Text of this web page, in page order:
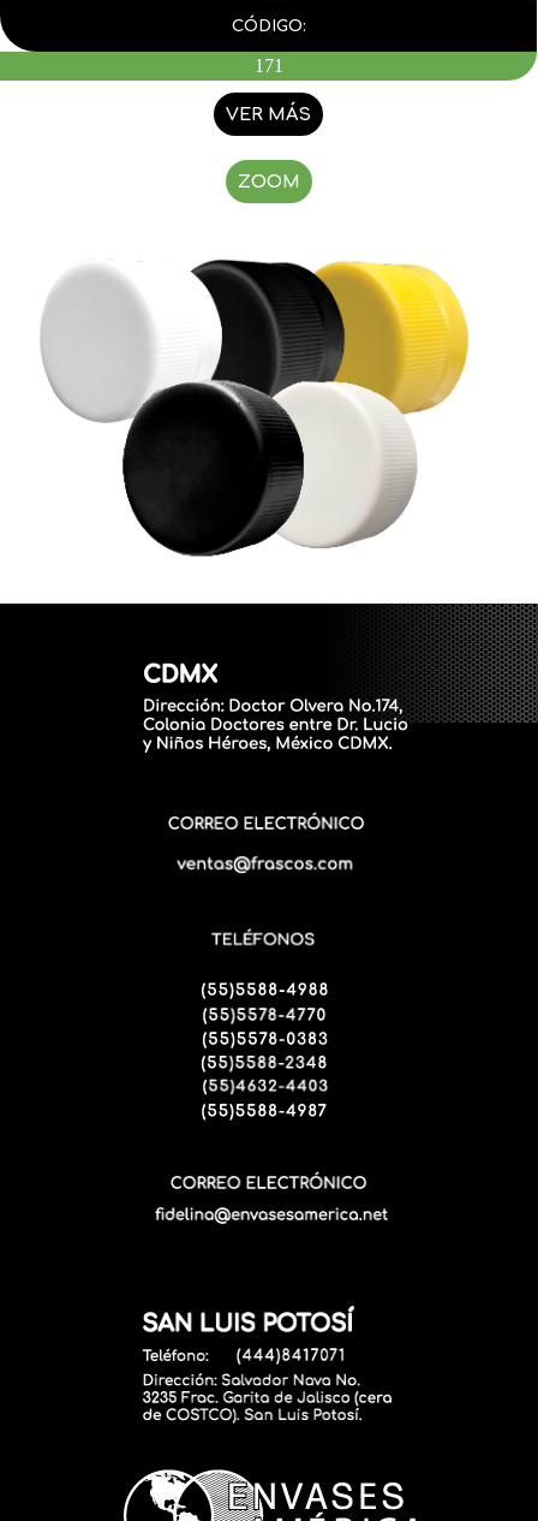
CÓDIGO:
171
VER MÁS
ZOOM